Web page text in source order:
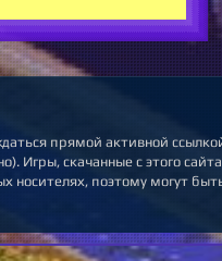
прямой активной
Игры, скачанные с этого
поэтому могут